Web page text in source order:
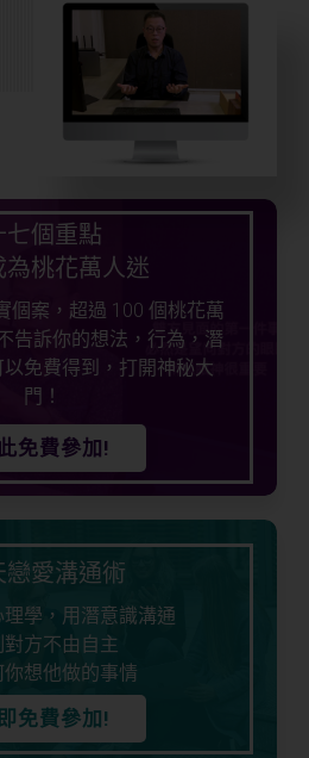
七個重點
為桃花萬人迷
個案，超過 100 個桃花萬
告訴你的想法，行為，潛
免費得到，打開神秘大
門！
免費參加!
戀愛溝通術
理學，用潛意識溝通
對方不由自主
想他做的事情
免費參加!